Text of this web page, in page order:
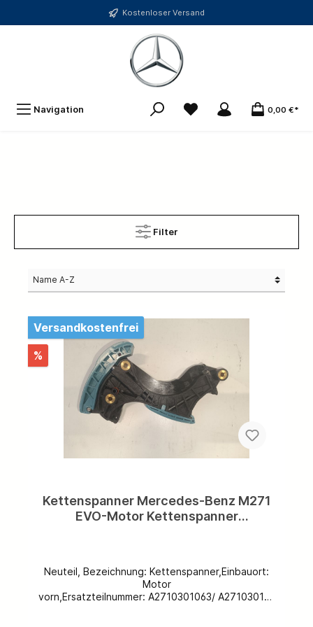
Kostenloser Versand
Navigation 0,00 €*
Filter
Versandkostenfrei
%
Kettenspanner Mercedes-Benz M271
EVO-Motor Kettenspanner
Neuteil, Bezeichnung: Kettenspanner,Einbauort:
Motor
vorn,Ersatzteilnummer: A2710301063/ A271030116